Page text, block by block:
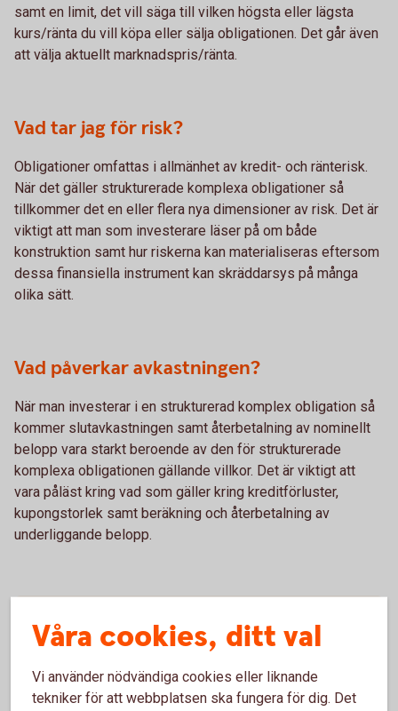
samt en limit, det vill säga till vilken högsta eller lägsta
kurs/ränta du vill köpa eller sälja obligationen. Det går även
att välja aktuellt marknadspris/ränta.
Vad tar jag för risk?
Obligationer omfattas i allmänhet av kredit- och ränterisk.
När det gäller strukturerade komplexa obligationer så
tillkommer det en eller flera nya dimensioner av risk. Det är
viktigt att man som investerare läser på om både
konstruktion samt hur riskerna kan materialiseras eftersom
dessa finansiella instrument kan skräddarsys på många
olika sätt.
Vad påverkar avkastningen?
När man investerar i en strukturerad komplex obligation så
kommer slutavkastningen samt återbetalning av nominellt
belopp vara starkt beroende av den för strukturerade
komplexa obligationen gällande villkor. Det är viktigt att
vara påläst kring vad som gäller kring kreditförluster,
kupongstorlek samt beräkning och återbetalning av
underliggande belopp.
För- och nackdelar med
Våra cookies, ditt val
Vi använder nödvändiga cookies eller liknande
tekniker för att webbplatsen ska fungera för dig. Det